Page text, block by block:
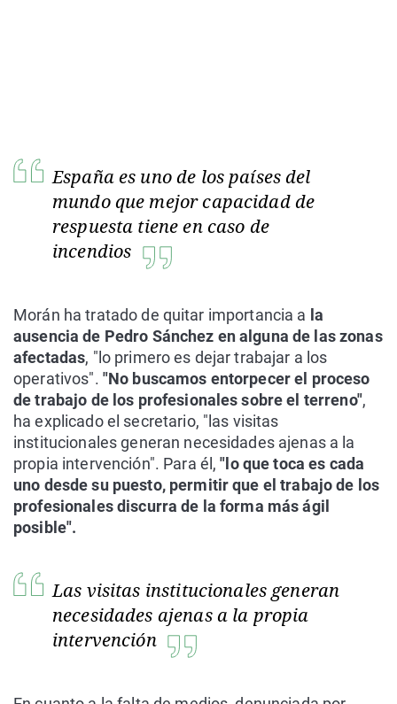
España es uno de los países del
mundo que mejor capacidad de
respuesta tiene en caso de
incendios
Morán ha tratado de quitar importancia a la
ausencia de Pedro Sánchez en alguna de las zonas
afectadas, "lo primero es dejar trabajar a los
operativos". "No buscamos entorpecer el proceso
de trabajo de los profesionales sobre el terreno",
ha explicado el secretario, "las visitas
institucionales generan necesidades ajenas a la
propia intervención". Para él,"lo que toca es cada
uno desde su puesto, permitir que el trabajo de los
profesionales discurra de la forma más ágil
posible".
Las visitas institucionales generan
necesidades ajenas a la propia
intervención